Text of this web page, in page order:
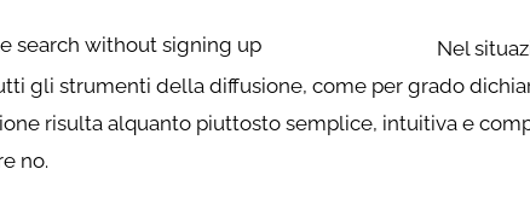
Nel
gli strumenti della diffusione, come per grado
risulta alquanto piuttosto semplice, intuitiva e
no.